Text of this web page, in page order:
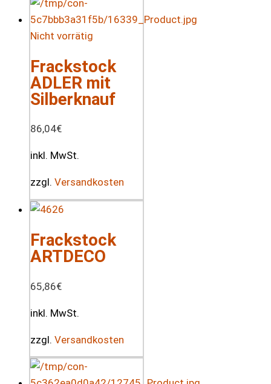
Nicht vorrätig
Frackstock
ADLER mit
Silberknauf
86,04€
inkl. MwSt.
zzgl. Versandkosten
Frackstock
ARTDECO
65,86€
inkl. MwSt.
zzgl. Versandkosten